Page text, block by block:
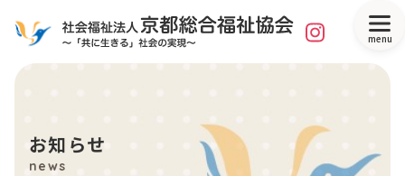
menu
お知らせ
news